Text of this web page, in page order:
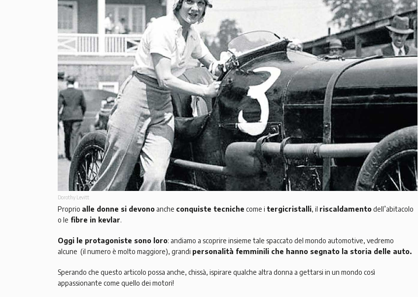
Dorothy Levitt
Proprio alle donne si devono anche conquiste tecniche come i tergicristalli, il riscaldamentodell’abitacolo
o le fibre in kevlar.
Oggi le protagoniste sono loro: andiamo a scoprire insieme tale spaccato del mondo automotive, vedremo
alcune (il numero è molto maggiore), grandi personalità femminili che hanno segnato la storia delle auto.
Sperando che questo articolo possa anche, chissà, ispirare qualche altra donna a gettarsi in un mondo così
appassionante come quello dei motori!